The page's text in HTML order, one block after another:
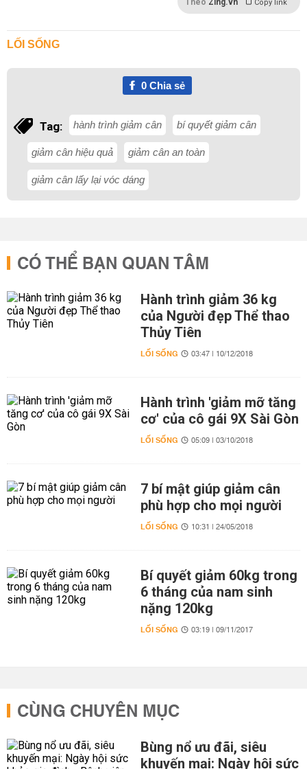
Theo Zing.vn Copy link
LỐI SỐNG
0Chia sẻ
Tag: hành trình giảm cân bí quyết giảm cân
giảm cân hiệu quả giảm cân an toàn
giảm cân lấy lại vóc dáng
CÓ THỂ BẠN QUAN TÂM
Hành trình giảm 36 kg
của Người đẹp Thể thao
Thủy Tiên
LỐI SỐNG 03:47 | 10/12/2018
Hành trình 'giảm mỡ tăng
cơ' của cô gái 9X Sài Gòn
LỐI SỐNG 05:09 | 03/10/2018
7 bí mật giúp giảm cân
phù hợp cho mọi người
LỐI SỐNG 10:31 | 24/05/2018
Bí quyết giảm 60kg trong
6 tháng của nam sinh
nặng 120kg
LỐI SỐNG 03:19 | 09/11/2017
CÙNG CHUYÊN MỤC
Bùng nổ ưu đãi, siêu
khuyến mại: Ngày hội sức